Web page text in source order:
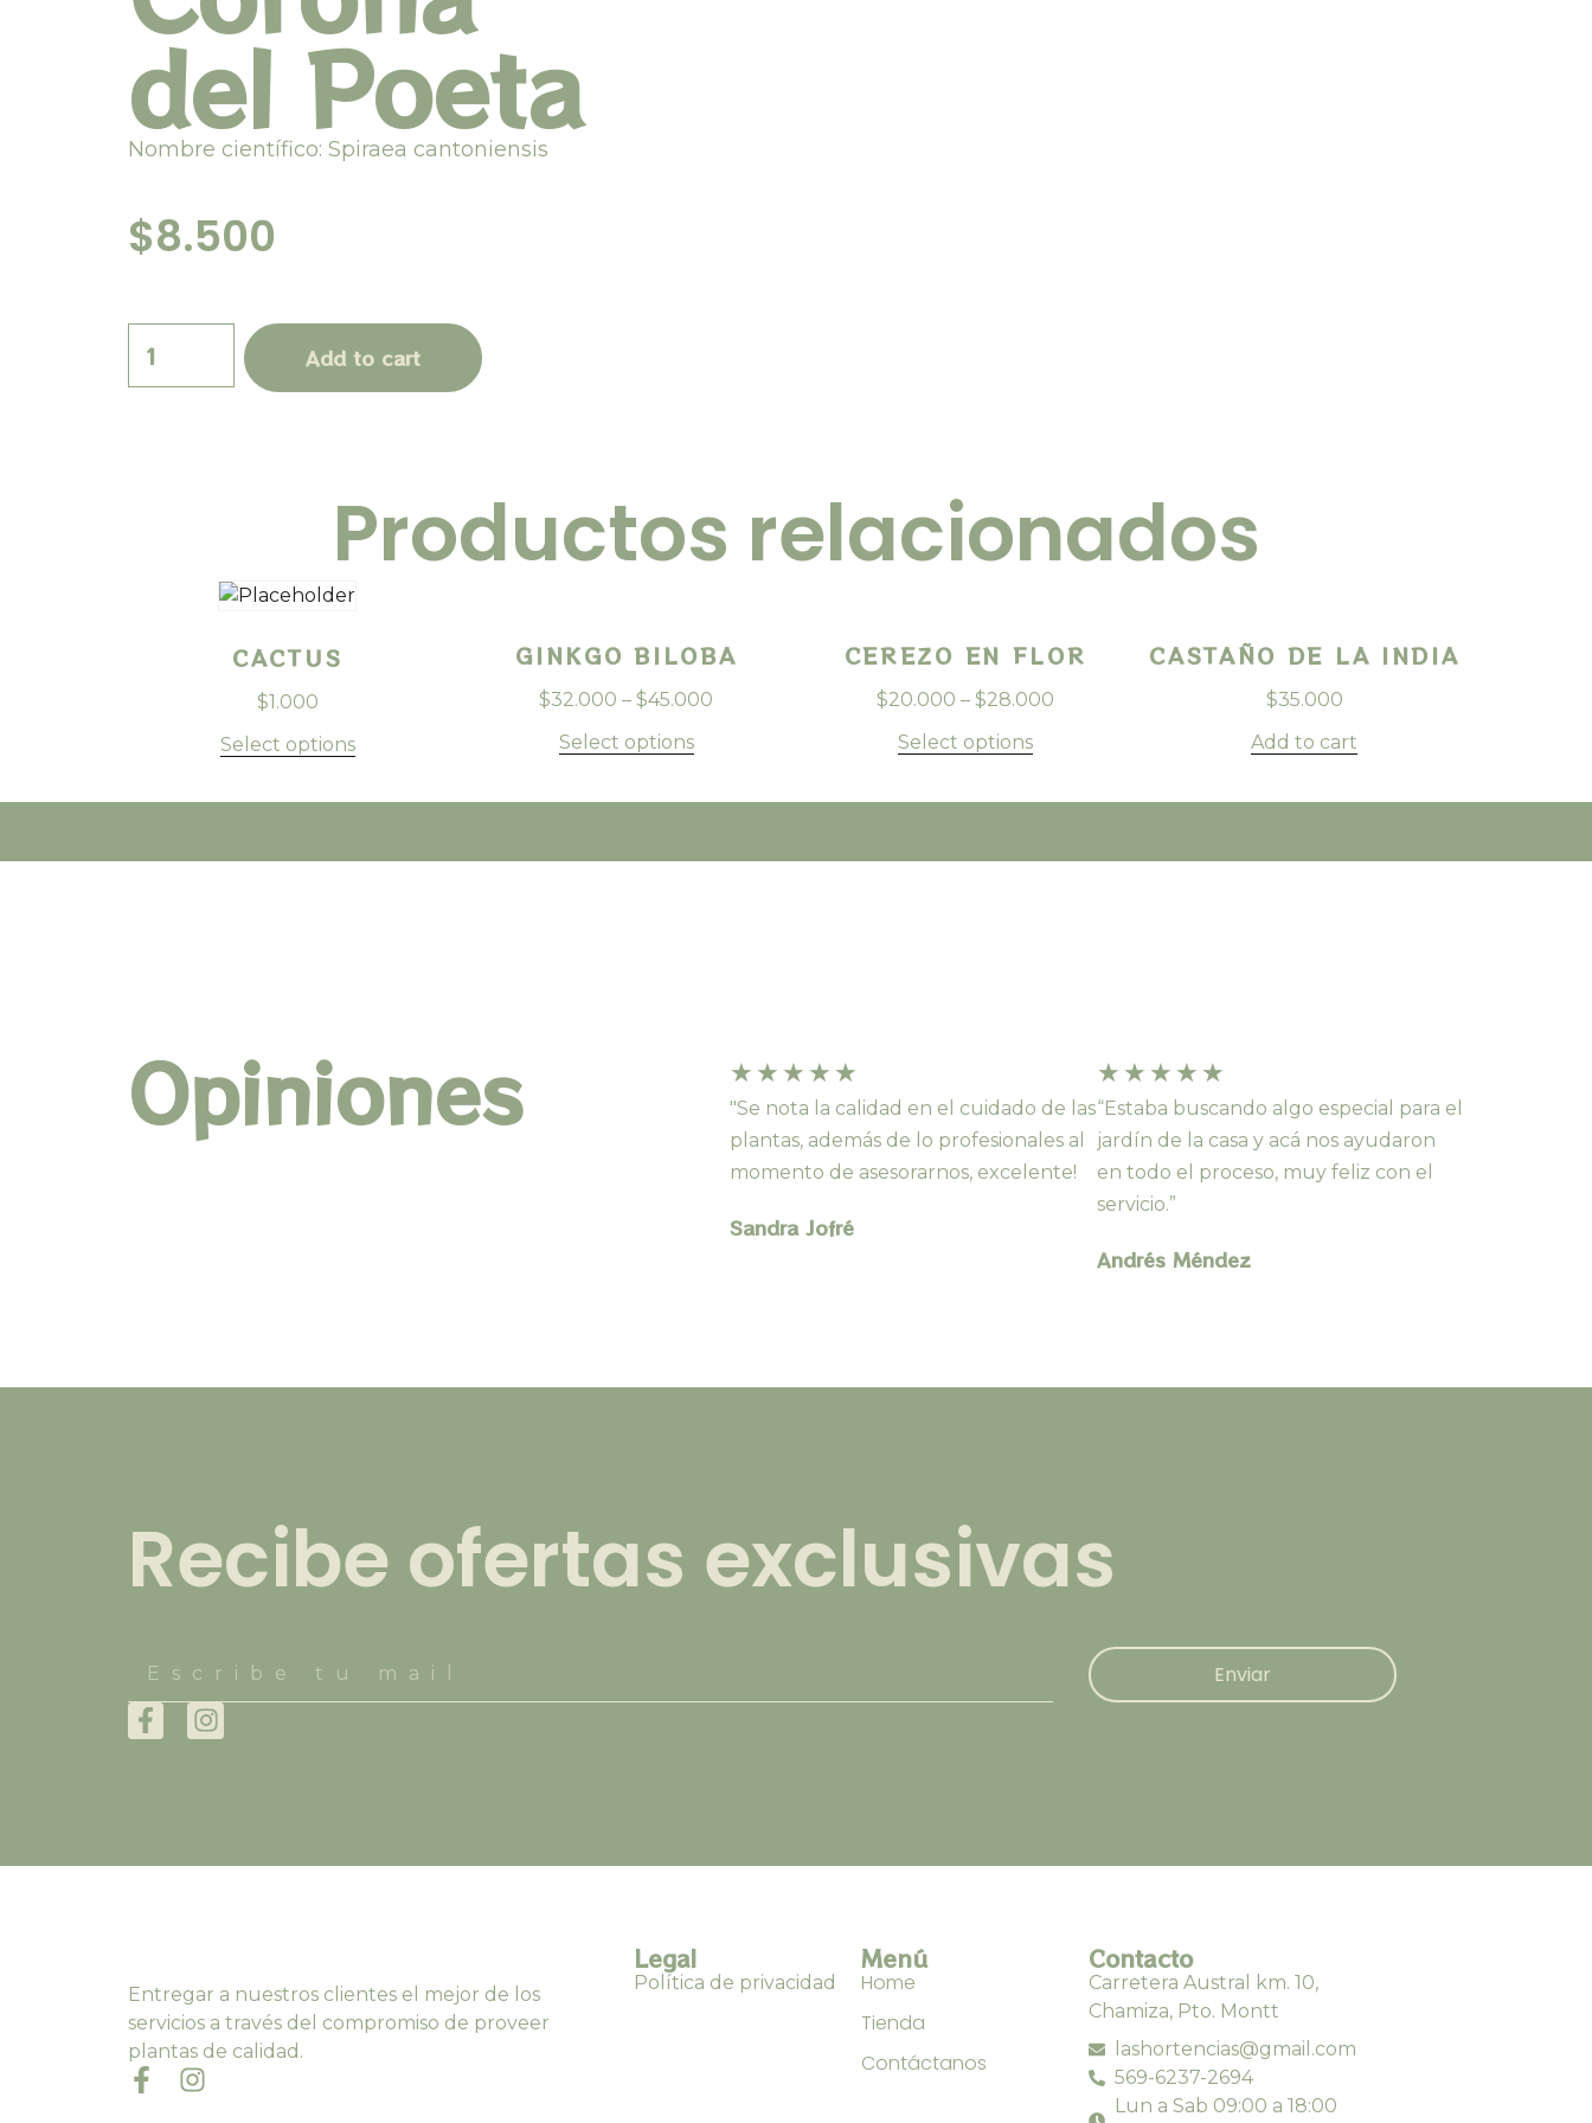
del Poeta
Nombre científico: Spiraea cantoniensis
$8.500
Add to cart
Productos relacionados
CACTUS
$1.000
Select options
GINKGO BILOBA
$32.000 –$45.000
Select options
CEREZO EN FLOR
$20.000 –$28.000
Select options
CASTAÑO DE LA INDIA
$35.000
Add to cart
Opiniones ★ ★ ★ ★ ★
"Se nota la calidad en el cuidado de las
plantas, además de lo profesionales al
momento de asesorarnos, excelente!
Sandra Jofré
★ ★ ★ ★ ★
“Estaba buscando algo especial para el
jardín de la casa y acá nos ayudaron
en todo el proceso, muy feliz con el
servicio.”
Andrés Méndez
Recibe ofertas exclusivas
Enviar
Entregar a nuestros clientes el mejor de los
servicios a través del compromiso de proveer
plantas de calidad.
Legal
Política de privacidad
Menú
Home
Tienda
Contáctanos
Contacto
Carretera Austral km. 10,
Chamiza, Pto. Montt
lashortencias@gmail.com
569-6237-2694
Lun a Sab 09:00 a 18:00